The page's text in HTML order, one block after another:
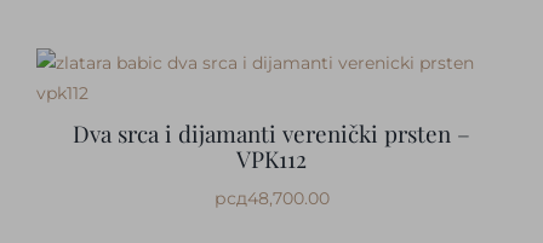
Dva srca i dijamanti verenički prsten –
VPK112
рсд48,700.00